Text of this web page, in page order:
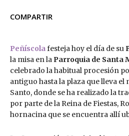
COMPARTIR
Peñíscolafesteja hoy el día de su
la misa en la Parroquia de Santa
celebrado la habitual procesión
antiguo hasta la plaza que lleva
Santo, donde se ha realizado la
por parte de la Reina de Fiestas,
hornacina que se encuentra allí